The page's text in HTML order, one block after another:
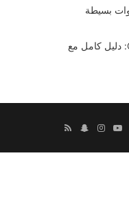
برومبت احترافي؟ 5 خطوات بسيطة
شرح الكود البرمجي باستخدام ChatGPT: دليل كامل مع
YouTube
Instagram
Snapchat
RSS